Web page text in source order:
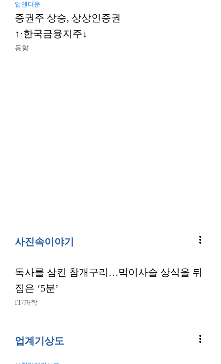
업앤다운
증권주 상승, 상상인증권
↑·한국금융지주↓
동향
사진속이야기 more_vert
독사를 삼킨 참개구리…먹이사슬 상식을 뒤
집은 ‘5분’
IT/과학
업계기상도 more_vert